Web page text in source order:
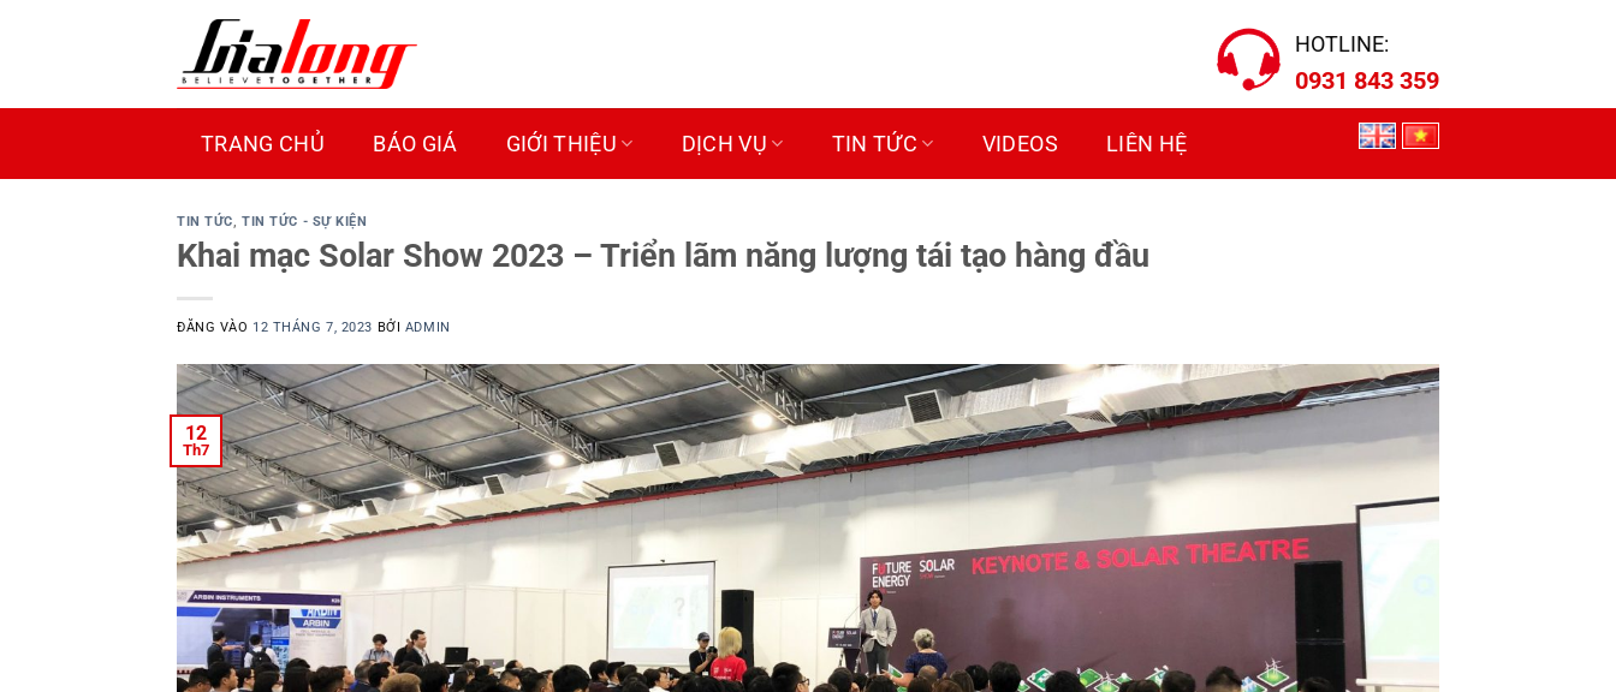
dung
HOTLINE:
0931 843 359
TRANG CHỦ BÁO GIÁ GIỚI THIỆU DỊCH VỤ TIN TỨC VIDEOS LIÊN HỆ
TIN TỨC,TIN TỨC - SỰ KIỆN
Khai mạc Solar Show 2023 – Triển lãm năng lượng tái tạo hàng đầu
ĐĂNG VÀO 12 THÁNG 7, 2023 BỞI ADMIN
12
Th7